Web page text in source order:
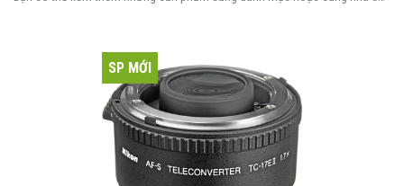
SP MỚI